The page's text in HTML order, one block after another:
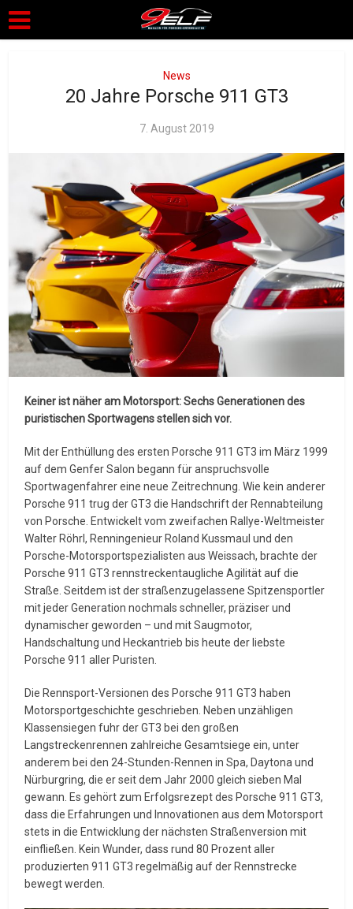
News
20 Jahre Porsche 911 GT3
7. August 2019
Keiner ist näher am Motorsport: Sechs Generationen des
puristischen Sportwagens stellen sich vor.
Mit der Enthüllung des ersten Porsche 911 GT3 im März 1999
auf dem Genfer Salon begann für anspruchsvolle
Sportwagenfahrer eine neue Zeitrechnung. Wie kein anderer
Porsche 911 trug der GT3 die Handschrift der Rennabteilung
von Porsche. Entwickelt vom zweifachen Rallye-Weltmeister
Walter Röhrl, Renningenieur Roland Kussmaul und den
Porsche-Motorsportspezialisten aus Weissach, brachte der
Porsche 911 GT3 rennstreckentaugliche Agilität auf die
Straße. Seitdem ist der straßenzugelassene Spitzensportler
mit jeder Generation nochmals schneller, präziser und
dynamischer geworden – und mit Saugmotor,
Handschaltung und Heckantrieb bis heute der liebste
Porsche 911 aller Puristen.
Die Rennsport-Versionen des Porsche 911 GT3 haben
Motorsportgeschichte geschrieben. Neben unzähligen
Klassensiegen fuhr der GT3 bei den großen
Langstreckenrennen zahlreiche Gesamtsiege ein, unter
anderem bei den 24-Stunden-Rennen in Spa, Daytona und
Nürburgring, die er seit dem Jahr 2000 gleich sieben Mal
gewann. Es gehört zum Erfolgsrezept des Porsche 911 GT3,
dass die Erfahrungen und Innovationen aus dem Motorsport
stets in die Entwicklung der nächsten Straßenversion mit
einfließen. Kein Wunder, dass rund 80 Prozent aller
produzierten 911 GT3 regelmäßig auf der Rennstrecke
bewegt werden.